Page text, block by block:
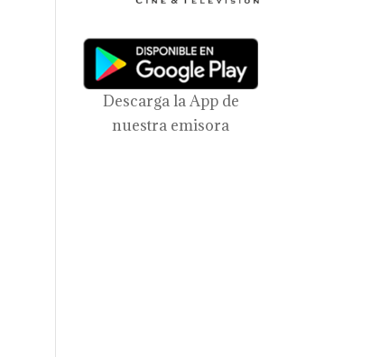
Descarga la App de
nuestra emisora